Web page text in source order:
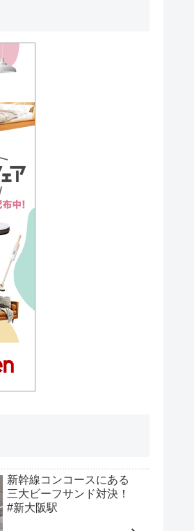
新幹線コンコースにある
三大ビーフサンド対決！
#新大阪駅